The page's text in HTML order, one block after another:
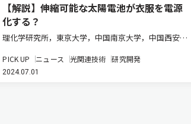
【解説】伸縮可能な太陽電池が衣服を電源
化する？
理化学研究所，東京大学，中国南京大学，中国西安交
能かつ伸縮可能な有機太陽電池を開発した（ニュース
リリース）。 有機太陽電池の柔軟性を生かした応用を
PICK UP ニュース 光関連技術 研究開発
2024.07.01